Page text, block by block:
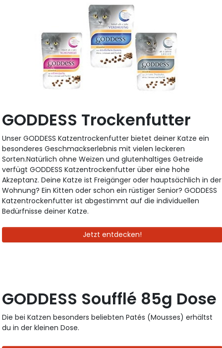
GODDESS Trockenfutter
Unser GODDESS Katzentrockenfutter bietet deiner Katze ein
besonderes Geschmackserlebnis mit vielen leckeren
Sorten.Natürlich ohne Weizen und glutenhaltiges Getreide
verfügt GODDESS Katzentrockenfutter über eine hohe
Akzeptanz. Deine Katze ist Freigänger oder hauptsächlich in der
Wohnung? Ein Kitten oder schon ein rüstiger Senior? GODDESS
Katzentrockenfutter ist abgestimmt auf die individuellen
Bedürfnisse deiner Katze.
Jetzt entdecken!
GODDESS Soufflé 85g Dose
Die bei Katzen besonders beliebten Patés (Mousses) erhältst
du in der kleinen Dose.